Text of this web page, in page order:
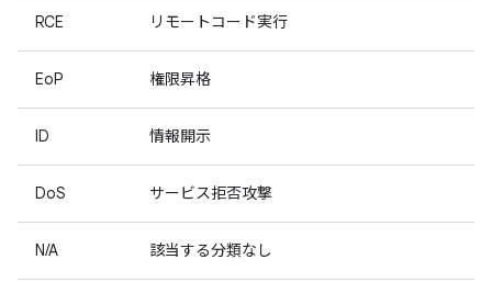
RCE リモートコード実行
EoP 権限昇格
ID 情報開示
DoS サービス拒否攻撃
N/A 該当する分類なし